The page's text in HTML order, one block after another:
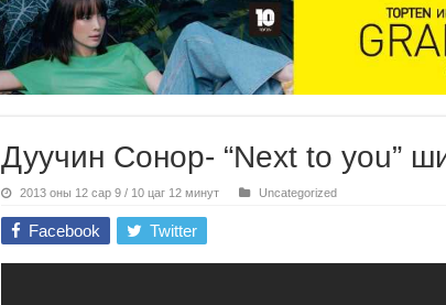
Дуучин Сонор- “Next to you”
2013 оны 12 сар 9 / 10 цаг 12 минут Uncategorized
Facebook Twitter